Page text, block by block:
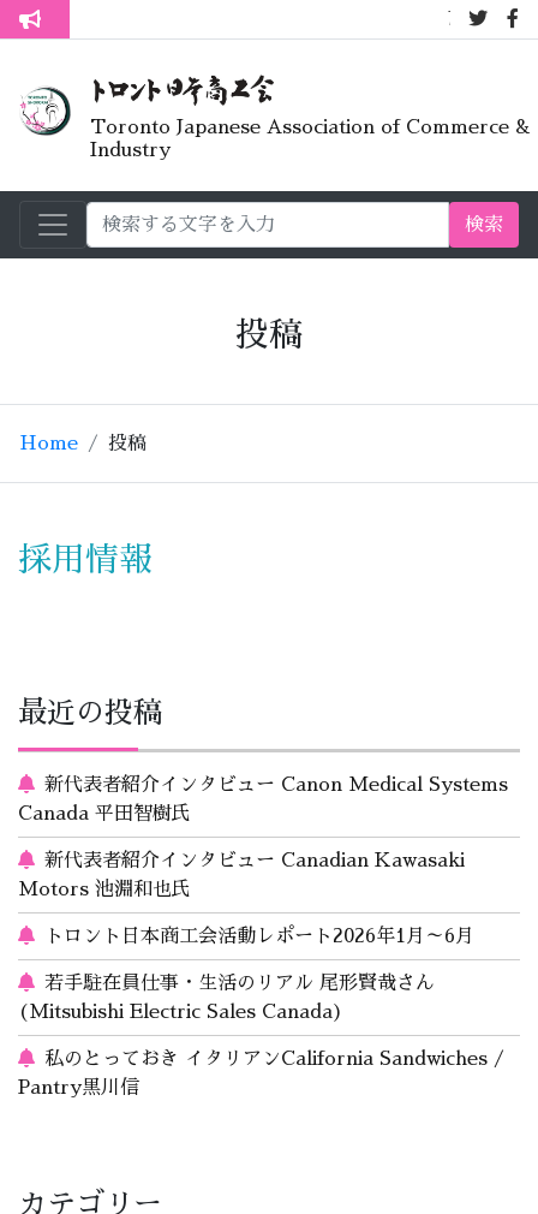
トロント生活不安疑問質問懇談会
7月オープン
Toronto Japanese Association of Commerce &
Industry
検索
投稿
Home 投稿
採用情報
最近の投稿
新代表者紹介インタビュー Canon Medical Systems
Canada 平田智樹氏
新代表者紹介インタビュー Canadian Kawasaki
Motors 池淵和也氏
トロント日本商工会活動レポート2026年1月～6月
若手駐在員仕事・生活のリアル 尾形賢哉さん
(Mitsubishi Electric Sales Canada)
私のとっておき イタリアンCalifornia Sandwiches /
Pantry黒川信
カテゴリー